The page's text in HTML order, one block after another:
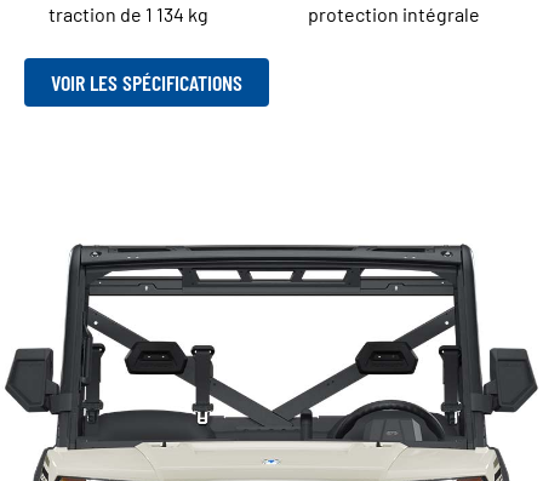
traction de 1 134 kg
protection intégrale
VOIR LES SPÉCIFICATIONS